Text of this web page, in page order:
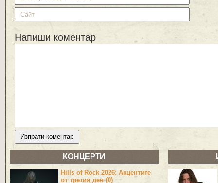
Напиши коментар
КОНЦЕРТИ
Hills of Rock 2026: Акцентите
от третия ден (0)